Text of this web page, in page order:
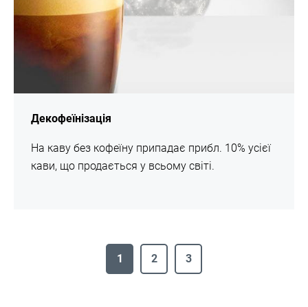
Декофеїнізація
На каву без кофеїну припадає прибл. 10% усієї
кави, що продається у всьому світі.
1 2 3